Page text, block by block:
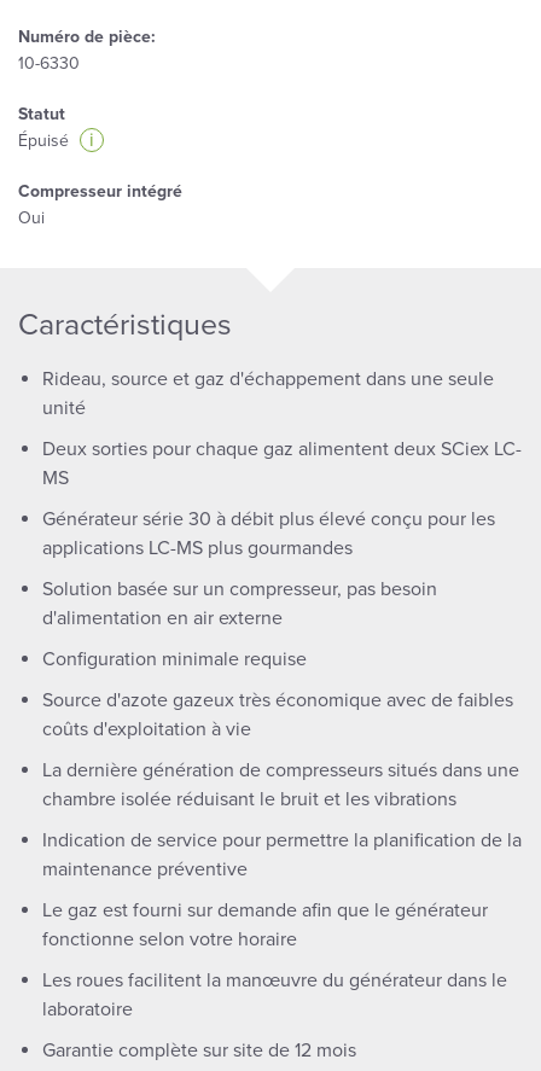
Numéro de pièce:
10-6330
Statut
Épuisé
i
Compresseur intégré
Oui
Caractéristiques
Rideau, source et gaz d'échappement dans une seule
unité
Deux sorties pour chaque gaz alimentent deux SCiex LC-
MS
Générateur série 30 à débit plus élevé conçu pour les
applications LC-MS plus gourmandes
Solution basée sur un compresseur, pas besoin
d'alimentation en air externe
Configuration minimale requise
Source d'azote gazeux très économique avec de faibles
coûts d'exploitation à vie
La dernière génération de compresseurs situés dans une
chambre isolée réduisant le bruit et les vibrations
Indication de service pour permettre la planification de la
maintenance préventive
Le gaz est fourni sur demande afin que le générateur
fonctionne selon votre horaire
Les roues facilitent la manœuvre du générateur dans le
laboratoire
Garantie complète sur site de 12 mois